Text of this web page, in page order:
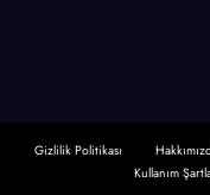
Gizlilik Politikası
Kullanım